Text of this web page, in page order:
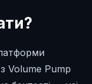
Volume Pump